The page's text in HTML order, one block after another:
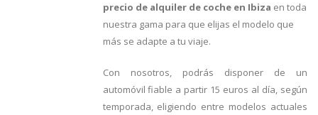
precio de alquiler de coche en Ibiza en toda
nuestra gama para que elijas el modelo que
más se adapte a tu viaje.
Con nosotros, podrás disponer de un
automóvil fiable a partir 15 euros al día, según
temporada, eligiendo entre modelos actuales